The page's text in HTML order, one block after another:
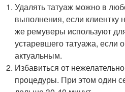
Удалять татуаж можно в
выполнения, если клиентку
же ремуверы используют
устаревшего татуажа, если
актуальным.
Избавиться от
процедуры. При этом один